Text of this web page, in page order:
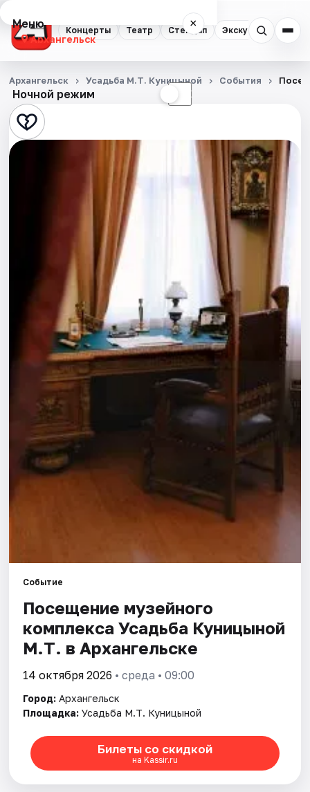
Концерты Театр Стендап Экскурсии
Меню ×
Архангельск
Концерты
Театр
Стендап
Площадки
Артисты
Рейтинги
Ночной режим ☾
Архангельск Усадьба М.Т. Куницыной События
Событие
Посещение музейного
комплекса Усадьба Куницыной
М.Т. в Архангельске
14 октября 2026 • среда • 09:00
Город: Архангельск
Площадка: Усадьба М.Т. Куницыной
Билеты со скидкой
на Kassir.ru